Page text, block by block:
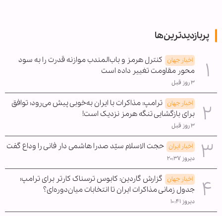
پربازدیدترین‌ها
اخبار جهان کنترل هرمز و باب‌المندب موازنه قدرت را به سود
محور مقاومت تغییر داده است
۳ روز قبل
اخبار جهان ترامپ: مذاکرات با ایران به‌خوبی پیش می‌رود؛ توافق
برای بازگشایی تنگه هرمز نزدیک است!
۳ روز قبل
اخبار ایران حجت الاسلام سیّد صدرا هاشمی دار فانی را وداع گفت
دیروز ۲۰:۳۷
اخبار جهان گزارش گاردین: کابوس ترسناک کارتر برای ترامپ؛
جدول زمانی مذاکرات ایران تا انتخابات میان‌دوره‌ای؟
دیروز ۱۰:۴۱